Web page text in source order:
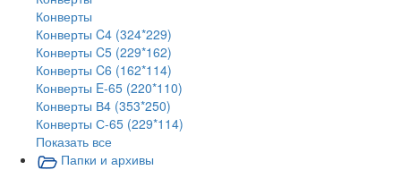
Конверты
Конверты C4 (324*229)
Конверты C5 (229*162)
Конверты C6 (162*114)
Конверты E-65 (220*110)
Конверты В4 (353*250)
Конверты С-65 (229*114)
Показать все
Папки и архивы